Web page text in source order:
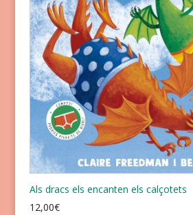
Als dracs els encanten els calçotets
12,00€